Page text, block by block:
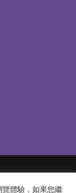
All rights reserved
體驗，如果您繼